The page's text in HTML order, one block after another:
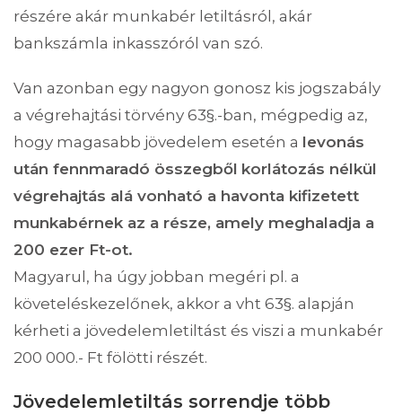
részére akár munkabér letiltásról, akár
bankszámla inkasszóról van szó.
Van azonban egy nagyon gonosz kis jogszabály
a végrehajtási törvény 63§.-ban, mégpedig az,
hogy magasabb jövedelem esetén a levonás
után fennmaradó összegből korlátozás nélkül
végrehajtás alá vonható a havonta kifizetett
munkabérnek az a része, amely meghaladja a
200 ezer Ft-ot.
Magyarul, ha úgy jobban megéri pl. a
követeléskezelőnek, akkor a vht 63§. alapján
kérheti a jövedelemletiltást és viszi a munkabér
200 000.- Ft fölötti részét.
Jövedelemletiltás sorrendje több